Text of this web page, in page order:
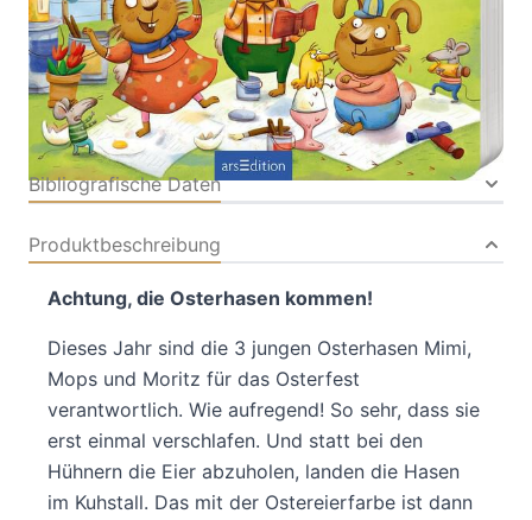
Buch 14 Seiten
Pappbilderbuch
ISBN: 978-3-
84585560-8
Bibliografische Daten
Produktbeschreibung
Achtung, die Osterhasen kommen!
Dieses Jahr sind die 3 jungen Osterhasen Mimi,
Mops und Moritz für das Osterfest
verantwortlich. Wie aufregend! So sehr, dass sie
erst einmal verschlafen. Und statt bei den
Hühnern die Eier abzuholen, landen die Hasen
im Kuhstall. Das mit der Ostereierfarbe ist dann